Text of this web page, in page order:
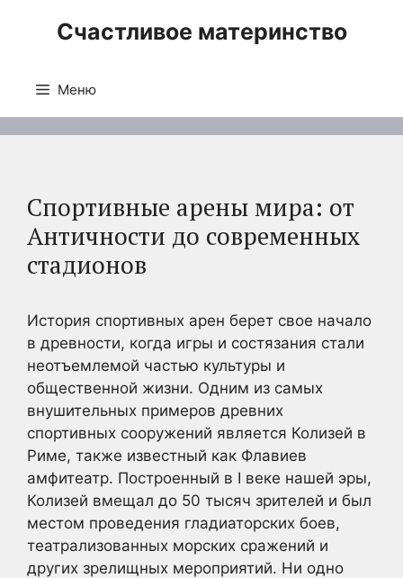
Счастливое материнство
Меню
Спортивные арены мира: от
Античности до современных
стадионов
История спортивных арен берет свое начало
в древности, когда игры и состязания стали
неотъемлемой частью культуры и
общественной жизни. Одним из самых
внушительных примеров древних
спортивных сооружений является Колизей в
Риме, также известный как Флавиев
амфитеатр. Построенный в I веке нашей эры,
Колизей вмещал до 50 тысяч зрителей и был
местом проведения гладиаторских боев,
театрализованных морских сражений и
других зрелищных мероприятий. Ни одно